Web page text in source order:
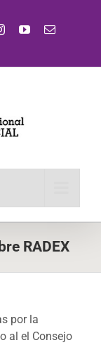
InstagramYouTubeCorreo
RADEX
por la
al el Consejo